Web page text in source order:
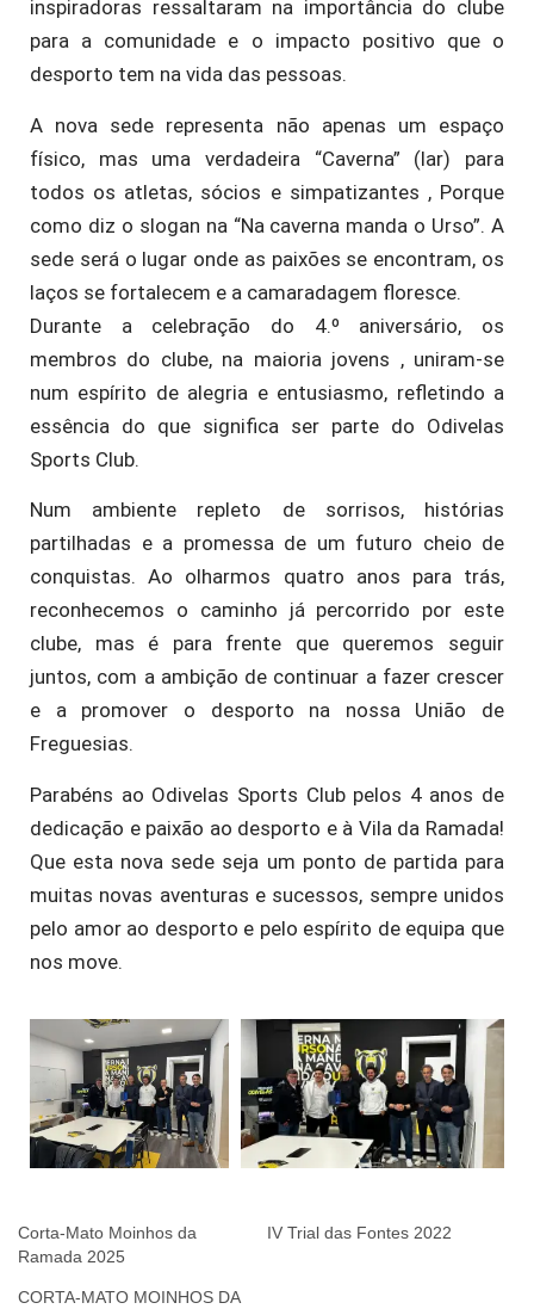
inspiradoras ressaltaram na importância do clube
para a comunidade e o impacto positivo que o
desporto tem na vida das pessoas.
A nova sede representa não apenas um espaço
físico, mas uma verdadeira “Caverna” (lar) para
todos os atletas, sócios e simpatizantes , Porque
como diz o slogan na “Na caverna manda o Urso”. A
sede será o lugar onde as paixões se encontram, os
laços se fortalecem e a camaradagem floresce.
Durante a celebração do 4.º aniversário, os
membros do clube, na maioria jovens , uniram-se
num espírito de alegria e entusiasmo, refletindo a
essência do que significa ser parte do Odivelas
Sports Club.
Num ambiente repleto de sorrisos, histórias
partilhadas e a promessa de um futuro cheio de
conquistas. Ao olharmos quatro anos para trás,
reconhecemos o caminho já percorrido por este
clube, mas é para frente que queremos seguir
juntos, com a ambição de continuar a fazer crescer
e a promover o desporto na nossa União de
Freguesias.
Parabéns ao Odivelas Sports Club pelos 4 anos de
dedicação e paixão ao desporto e à Vila da Ramada!
Que esta nova sede seja um ponto de partida para
muitas novas aventuras e sucessos, sempre unidos
pelo amor ao desporto e pelo espírito de equipa que
nos move.
Corta-Mato Moinhos da
Ramada 2025
IV Trial das Fontes 2022
CORTA-MATO MOINHOS DA